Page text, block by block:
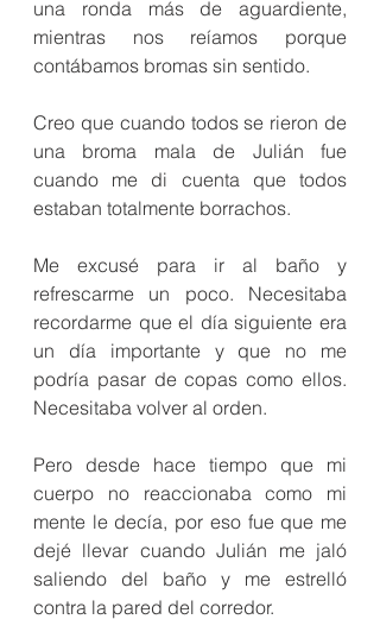
una ronda más de aguardiente,
mientras nos reíamos porque
contábamos bromas sin sentido.
Creo que cuando todos se rieron de
una broma mala de Julián fue
cuando me di cuenta que todos
estaban totalmente borrachos.
Me excusé para ir al baño y
refrescarme un poco. Necesitaba
recordarme que el día siguiente era
un día importante y que no me
podría pasar de copas como ellos.
Necesitaba volver al orden.
Pero desde hace tiempo que mi
cuerpo no reaccionaba como mi
mente le decía, por eso fue que me
dejé llevar cuando Julián me jaló
saliendo del baño y me estrelló
contra la pared del corredor.